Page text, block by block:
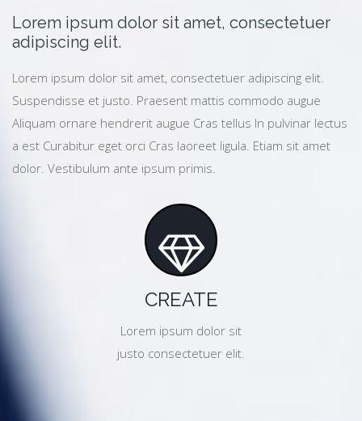
Lorem ipsum dolor sit amet, consectetuer
adipiscing elit.
Lorem ipsum dolor sit amet, consectetuer adipiscing elit.
Suspendisse et justo. Praesent mattis commodo augue
Aliquam ornare hendrerit augue Cras tellus In pulvinar lectus
a est Curabitur eget orci Cras laoreet ligula. Etiam sit amet
dolor. Vestibulum ante ipsum primis.
CREATE
Lorem ipsum dolor sit
justo consectetuer elit.